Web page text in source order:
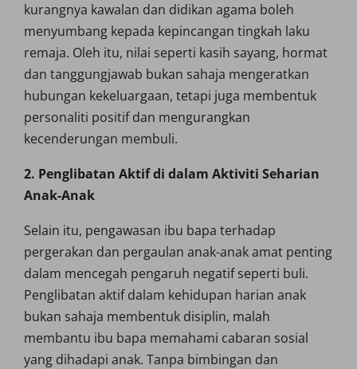
kurangnya kawalan dan didikan agama boleh
menyumbang kepada kepincangan tingkah laku
remaja. Oleh itu, nilai seperti kasih sayang, hormat
dan tanggungjawab bukan sahaja mengeratkan
hubungan kekeluargaan, tetapi juga membentuk
personaliti positif dan mengurangkan
kecenderungan membuli.
2. Penglibatan Aktif di dalam Aktiviti Seharian
Anak-Anak
Selain itu, pengawasan ibu bapa terhadap
pergerakan dan pergaulan anak-anak amat penting
dalam mencegah pengaruh negatif seperti buli.
Penglibatan aktif dalam kehidupan harian anak
bukan sahaja membentuk disiplin, malah
membantu ibu bapa memahami cabaran sosial
yang dihadapi anak. Tanpa bimbingan dan